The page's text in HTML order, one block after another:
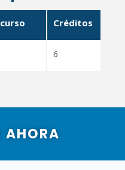
Créditos
6
AHORA